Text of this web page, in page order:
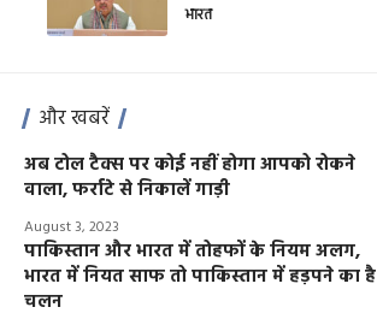
भारत
और खबरें
अब टोल टैक्स पर कोई नहीं होगा आपको रोकने
वाला, फर्राटे से निकालें गाड़ी
August 3, 2023
पाकिस्तान और भारत में तोहफों के नियम अलग,
भारत में नियत साफ तो पाकिस्तान में हड़पने का है
चलन